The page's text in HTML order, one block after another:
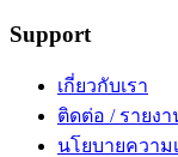
Support
เกี่ยวกับเรา
ติดต่อ / รายงา
นโยบายความ